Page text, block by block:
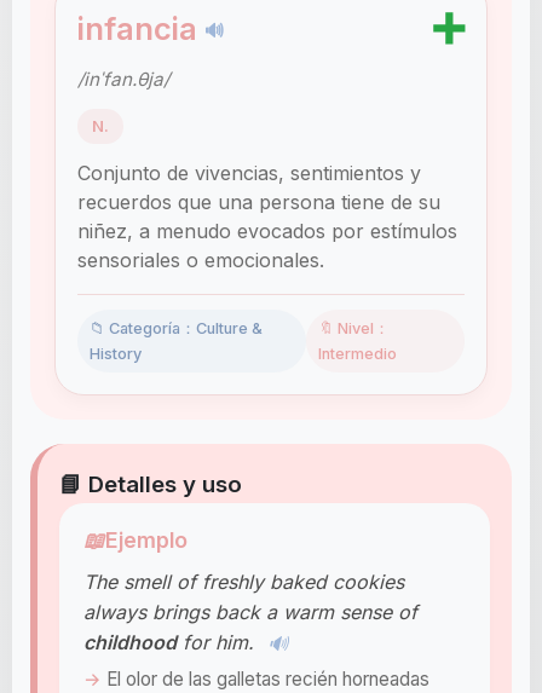
infancia 🔊 ➕
/inˈfan.θja/
N.
Conjunto de vivencias, sentimientos y
recuerdos que una persona tiene de su
niñez, a menudo evocados por estímulos
sensoriales o emocionales.
📁 Categoría：Culture &
History
🔖 Nivel：
Intermedio
📘 Detalles y uso
📖Ejemplo
The smell of freshly baked cookies
always brings back a warm sense of
childhoodfor him. 🔊
El olor de las galletas recién horneadas